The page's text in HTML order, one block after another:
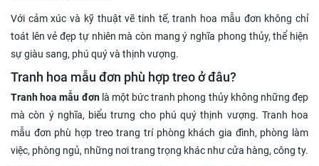
Với cảm xúc và kỹ thuật vẽ tinh tế, tranh hoa mẫu đơn không chỉ
toát lên vẻ đẹp tự nhiên mà còn mang ý nghĩa phong thủy, thể hiện
sự giàu sang, phú quý và thịnh vượng.
Tranh hoa mẫu đơn phù hợp treo ở đâu?
Tranh hoa mẫu đơnlà một bức tranh phong thủy không những đẹp
mà còn ý nghĩa, biểu trưng cho phú quý thịnh vượng. Tranh hoa
mẫu đơn phù hợp treo trang trí phòng khách gia đình, phòng làm
việc, phòng ngủ, những nơi trang trọng khác như cửa hàng, công ty.